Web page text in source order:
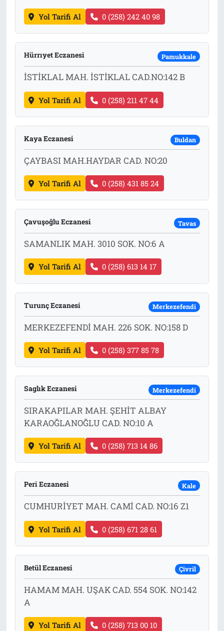
Yol Tarifi Al 0 (258) 242 40 98
Hürrıyet Eczanesi Pamukkale
İSTİKLAL MAH. İSTİKLAL CAD.NO:142 B
Yol Tarifi Al 0 (258) 211 47 44
Kaya Eczanesi Buldan
ÇAYBASI MAH.HAYDAR CAD. NO:20
Yol Tarifi Al 0 (258) 431 85 24
Çavuşoğlu Eczanesi Tavas
SAMANLIK MAH. 3010 SOK. NO:6 A
Yol Tarifi Al 0 (258) 613 14 17
Turunç Eczanesi Merkezefendi
MERKEZEFENDİ MAH. 226 SOK. NO:158 D
Yol Tarifi Al 0 (258) 377 85 78
Saglık Eczanesi Merkezefendi
SIRAKAPILAR MAH. ŞEHİT ALBAY
KARAOĞLANOĞLU CAD. NO:10 A
Yol Tarifi Al 0 (258) 713 14 86
Peri Eczanesi Kale
CUMHURİYET MAH. CAMİ CAD. NO:16 Z1
Yol Tarifi Al 0 (258) 671 28 61
Betül Eczanesi Çivril
HAMAM MAH. UŞAK CAD. 554 SOK. NO:142
A
Yol Tarifi Al 0 (258) 713 00 10